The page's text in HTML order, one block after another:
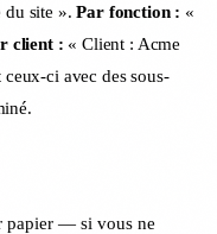
du site ».Par fonction : «
client : « Client : Acme
ci avec des sous-
papier — si vous ne